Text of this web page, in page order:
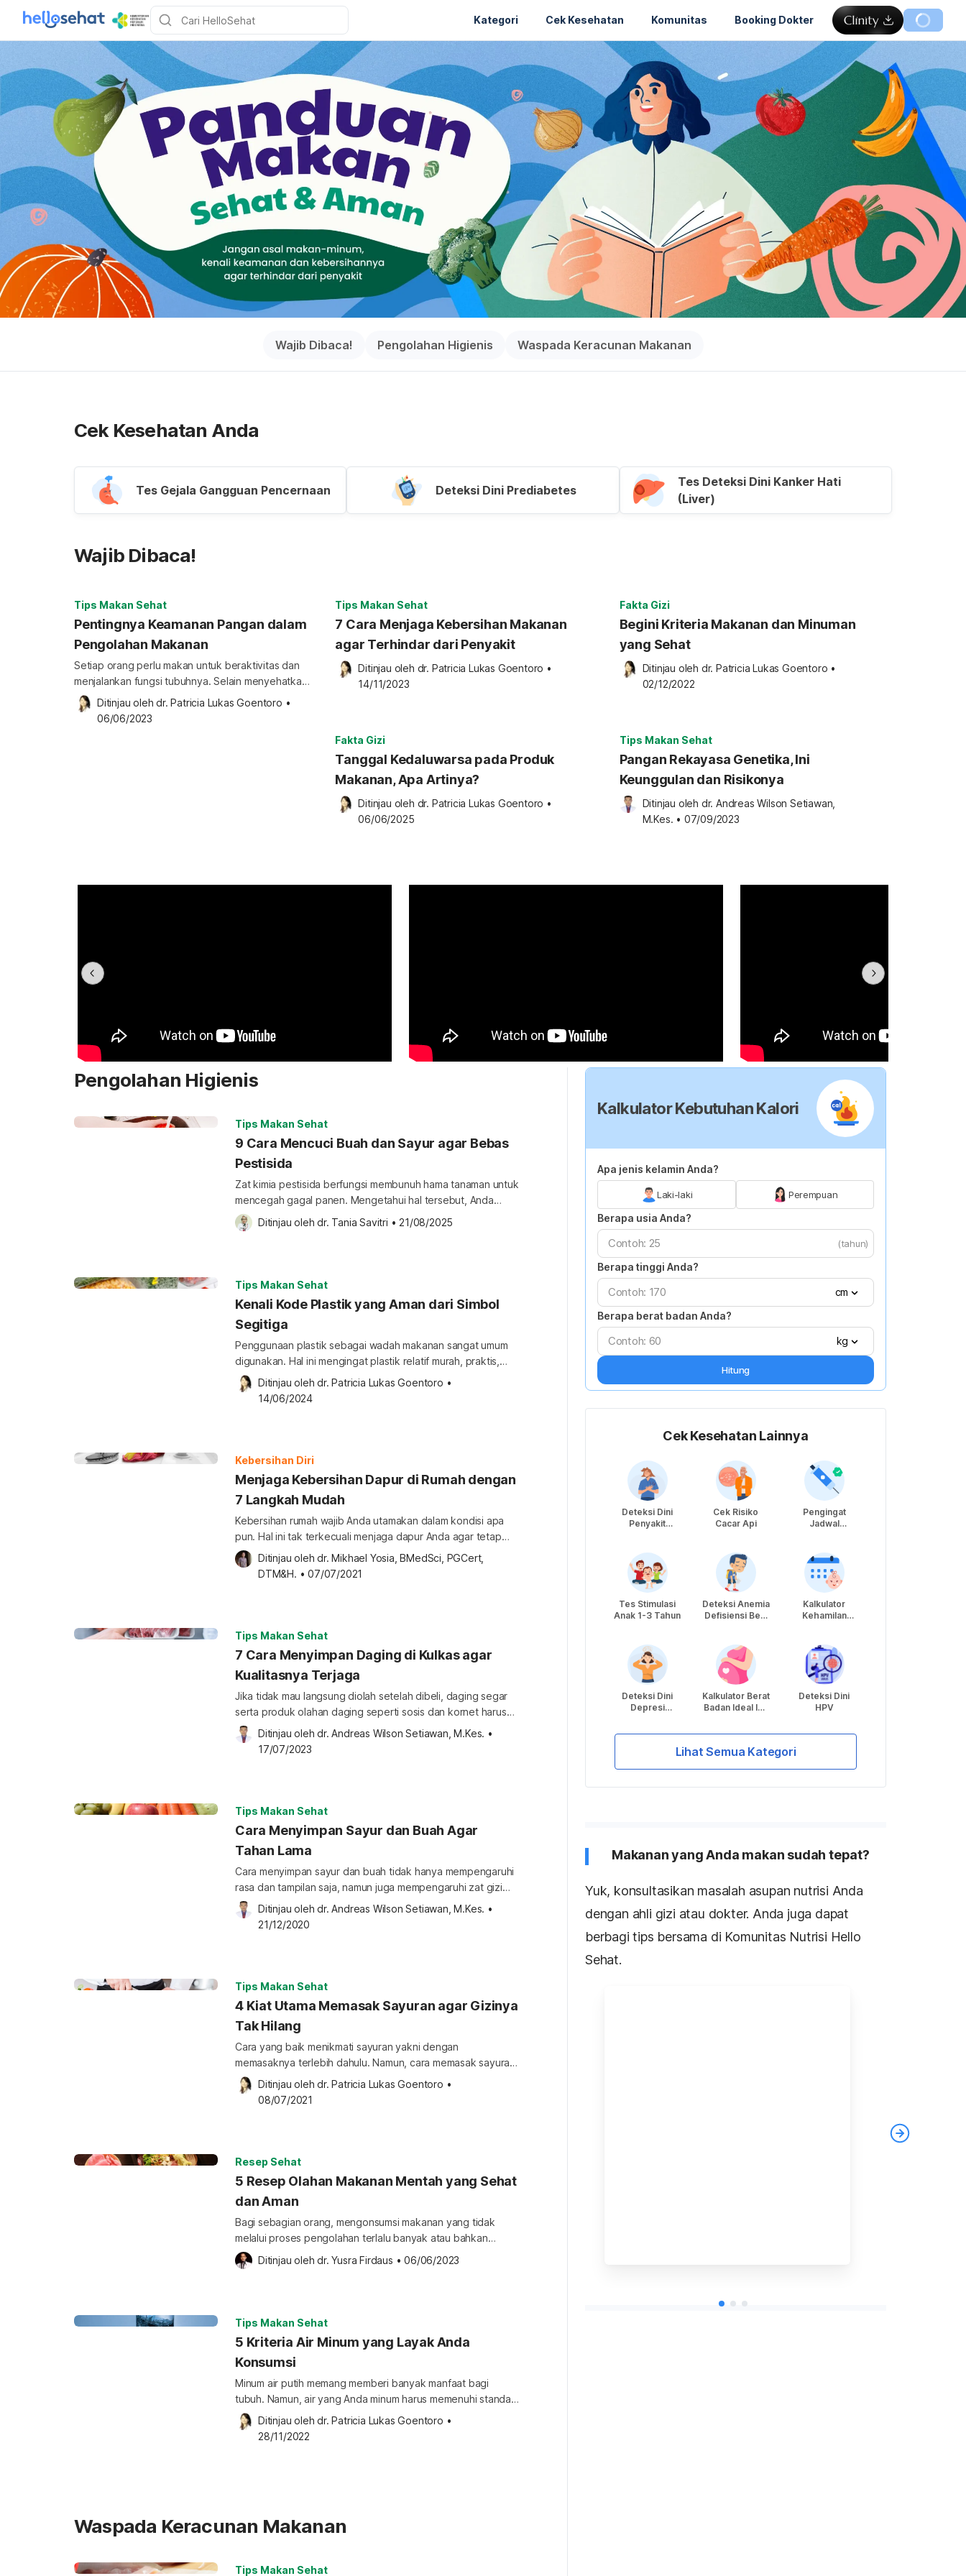
Kategori Cek Kesehatan Komunitas Booking Dokter
Wajib Dibaca! Pengolahan Higienis Waspada Keracunan Makanan
Cek Kesehatan Anda
Tes Gejala Gangguan Pencernaan Deteksi Dini Prediabetes
Tes Deteksi Dini Kanker Hati
(Liver)
Wajib Dibaca!
Tips Makan Sehat
Pentingnya Keamanan Pangan dalam
Pengolahan Makanan
Setiap orang perlu makan untuk beraktivitas dan
menjalankan fungsi tubuhnya. Selain menyehatkan,
asupan tersebut juga harus aman untuk
dikonsumsi. Keamanan pangan mengatur segala
Ditinjau oleh dr. Patricia Lukas Goentoro •
06/06/2023
Tips Makan Sehat
7 Cara Menjaga Kebersihan Makanan
agar Terhindar dari Penyakit
Ditinjau oleh dr. Patricia Lukas Goentoro •
14/11/2023
Fakta Gizi
Begini Kriteria Makanan dan Minuman
yang Sehat
Ditinjau oleh dr. Patricia Lukas Goentoro •
02/12/2022
Fakta Gizi
Tanggal Kedaluwarsa pada Produk
Makanan, Apa Artinya?
Ditinjau oleh dr. Patricia Lukas Goentoro •
06/06/2025
Tips Makan Sehat
Pangan Rekayasa Genetika, Ini
Keunggulan dan Risikonya
Ditinjau oleh dr. Andreas Wilson Setiawan,
M.Kes. • 07/09/2023
Pengolahan Higienis
Tips Makan Sehat
9 Cara Mencuci Buah dan Sayur agar Bebas
Pestisida
Zat kimia pestisida berfungsi membunuh hama tanaman untuk
mencegah gagal panen. Mengetahui hal tersebut, Anda
perlu mencuci buah dan sayur dengan tepat supaya
pestisida yang menempel pada bahan makanan hilang.
dan kontra di kalangan petani dan aktivitis lingkungan.
Pasalnya, residu pestisida yang menempel pada […]
Ditinjau oleh dr. Tania Savitri • 21/08/2025
Tips Makan Sehat
Kenali Kode Plastik yang Aman dari Simbol
Segitiga
Penggunaan plastik sebagai wadah makanan sangat umum
digunakan. Hal ini mengingat plastik relatif murah, praktis,
dan banyak tersedia di pasaran. Namun, tidak semua jenis
plastik bisa digunakan sebagai tempat makanan. Kenali kode
kantong, botol […]
Ditinjau oleh dr. Patricia Lukas Goentoro •
14/06/2024
Kebersihan Diri
Menjaga Kebersihan Dapur di Rumah dengan
7 Langkah Mudah
Kebersihan rumah wajib Anda utamakan dalam kondisi apa
pun. Hal ini tak terkecuali menjaga dapur Anda agar tetap
bersih dan bebas dari kotoran. Sekilas, Anda mungkin
merasa kondisi dapur Anda baik-baik saja dan terjaga
Menurut sebuah […]
Ditinjau oleh dr. Mikhael Yosia, BMedSci, PGCert,
DTM&H. • 07/07/2021
Tips Makan Sehat
7 Cara Menyimpan Daging di Kulkas agar
Kualitasnya Terjaga
Jika tidak mau langsung diolah setelah dibeli, daging segar
serta produk olahan daging seperti sosis dan kornet harus
disimpan dalam kulkas agar awet. Lantas, bagaimana cara
menyimpan daging di kulkas yang tepat? Cara menyimpan
[…]
Ditinjau oleh dr. Andreas Wilson Setiawan, M.Kes. •
17/07/2023
Tips Makan Sehat
Cara Menyimpan Sayur dan Buah Agar
Tahan Lama
Cara menyimpan sayur dan buah tidak hanya mempengaruhi
rasa dan tampilan saja, namun juga mempengaruhi zat gizi
yang dikandungnya. Oleh karena itu, penting untuk
mengetahui bagaimana caranya menyimpan buah dan sayur
buah dan […]
Ditinjau oleh dr. Andreas Wilson Setiawan, M.Kes. •
21/12/2020
Tips Makan Sehat
4 Kiat Utama Memasak Sayuran agar Gizinya
Tak Hilang
Cara yang baik menikmati sayuran yakni dengan
memasaknya terlebih dahulu. Namun, cara memasak sayuran
yang salah justru bisa menghilangkan sejumlah vitamin dan
mengubah kualitas gizinya. Maka itu, Anda perlu tahu cara
[…]
Ditinjau oleh dr. Patricia Lukas Goentoro •
08/07/2021
Resep Sehat
5 Resep Olahan Makanan Mentah yang Sehat
dan Aman
Bagi sebagian orang, mengonsumsi makanan yang tidak
melalui proses pengolahan terlalu banyak atau bahkan
mentah, katanya baik bagi kesehatan. Mungkin Anda bisa
mencoba mengonsumsi makanan mentah, tapi memang harus
coba makanan mentah? Yuk, intip beberapa resep kreasi
makanan mentah yang tentu sehat […]
Ditinjau oleh dr. Yusra Firdaus • 06/06/2023
Tips Makan Sehat
5 Kriteria Air Minum yang Layak Anda
Konsumsi
Minum air putih memang memberi banyak manfaat bagi
tubuh. Namun, air yang Anda minum harus memenuhi standar
layak konsumsi. Tahukah Anda apa saja syarat kelayakan air
yang aman diminum atau digunakan untuk memasak? Syarat
Ditinjau oleh dr. Patricia Lukas Goentoro •
28/11/2022
Waspada Keracunan Makanan
Tips Makan Sehat
Kalkulator Kebutuhan Kalori
Apa jenis kelamin Anda?
Laki-laki Perempuan
Berapa usia Anda?
(tahun)
Berapa tinggi Anda?
cm
Berapa berat badan Anda?
kg
Hitung
Cek Kesehatan Lainnya
Deteksi Dini
Penyakit
Cek Risiko
Cacar Api
Pengingat
Jadwal
Tes Stimulasi
Anak 1-3 Tahun
Deteksi Anemia
Defisiensi Besi
Kalkulator
Kehamilan
Deteksi Dini
Depresi
Kalkulator Berat
Badan Ideal Ibu
Deteksi Dini
HPV
Lihat Semua Kategori
Makanan yang Anda makan sudah tepat?
Yuk, konsultasikan masalah asupan nutrisi Anda
dengan ahli gizi atau dokter. Anda juga dapat
berbagi tips bersama di Komunitas Nutrisi Hello
Sehat.